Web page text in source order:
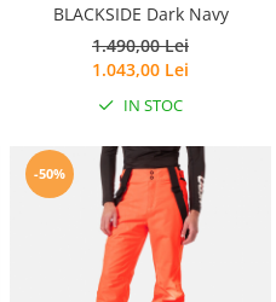
BLACKSIDE Dark Navy
1.490,00 Lei
1.043,00 Lei
IN STOC
-50%